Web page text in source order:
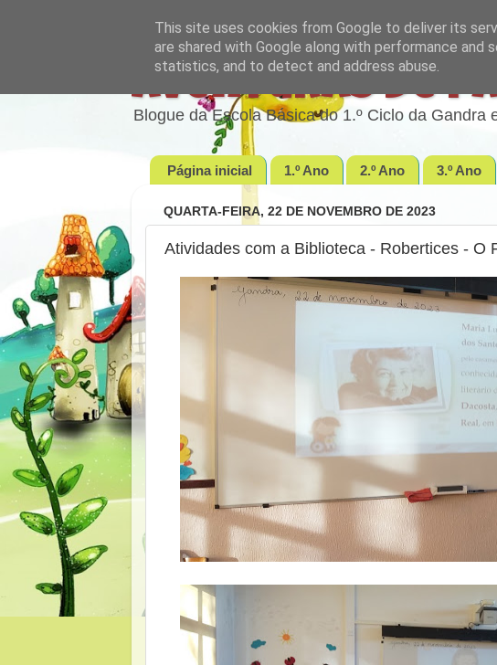
Aventuras de
Blogue da Escola Básica do 1.º Ciclo da Gandra
Página inicial 1.º Ano 2.º Ano 3.º Ano
QUARTA-FEIRA, 22 DE NOVEMBRO DE 2023
Atividades com a Biblioteca - Robertices - O
This site uses cookies from Google to deliver its
are shared with Google along with performance
statistics, and to detect and address abuse.